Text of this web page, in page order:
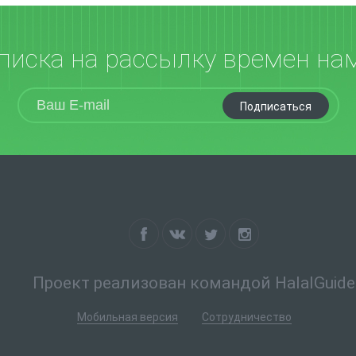
на рассылку времен
Подписаться
Проект реализован командой HalalGuide
Мобильная версия Сотрудничество